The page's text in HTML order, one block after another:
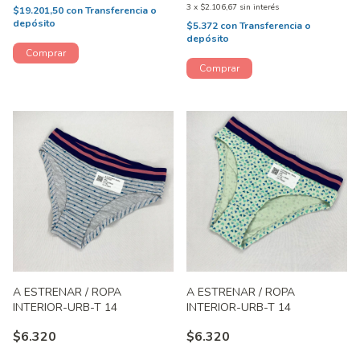
$19.201,50 conTransferencia o
depósito
3 x $2.106,67 sin interés
$5.372 conTransferencia o
depósito
A ESTRENAR / ROPA
INTERIOR-URB-T 14
$6.320
A ESTRENAR / ROPA
INTERIOR-URB-T 14
$6.320